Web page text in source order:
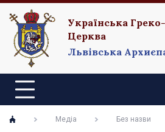
Українська
Церква
Львівська
Медіа Без назви